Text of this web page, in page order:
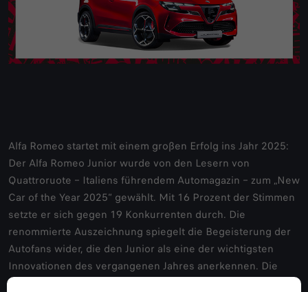
Alfa Romeo startet mit einem großen Erfolg ins Jahr 2025:
Der Alfa Romeo Junior wurde von den Lesern von
Quattroruote – Italiens führendem Automagazin – zum „New
Car of the Year 2025“ gewählt. Mit 16 Prozent der Stimmen
setzte er sich gegen 19 Konkurrenten durch. Die
renommierte Auszeichnung spiegelt die Begeisterung der
Autofans wider, die den Junior als eine der wichtigsten
Innovationen des vergangenen Jahres anerkennen. Die
Auszeichnung unterstreicht das Engagement von Alfa